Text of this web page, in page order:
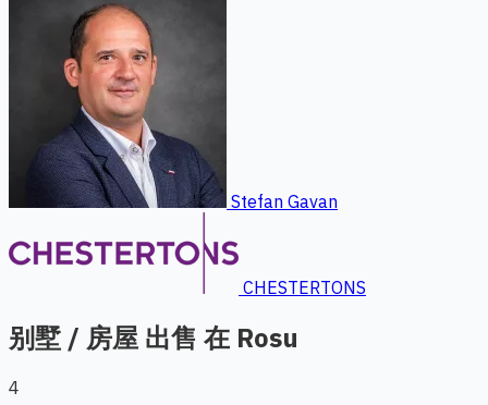
Stefan Gavan
CHESTERTONS
别墅 / 房屋 出售 在 Rosu
4